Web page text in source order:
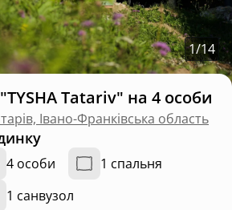
1/14
Tatariv" на 4 особи
Івано-Франківська область
4 особи
1 спальня
1 санвузол